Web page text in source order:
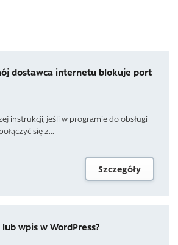
dostawca internetu blokuje port
instrukcji, jeśli w programie do obsługi
się z...
Szczegóły
wpis w WordPress?